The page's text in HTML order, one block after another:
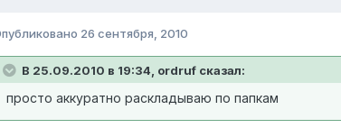
26 сентября, 2010
В 25.09.2010 в 19:34, ordruf сказал:
просто аккуратно раскладываю по папкам